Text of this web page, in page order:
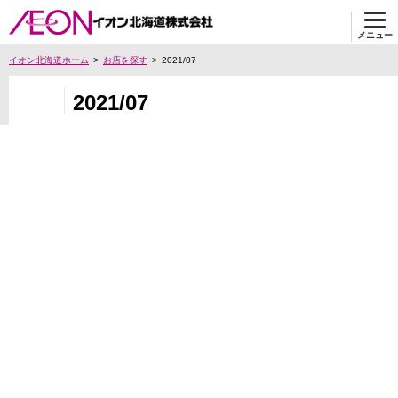
メニュー
イオン北海道ホーム お店を探す 2021/07
2021/07